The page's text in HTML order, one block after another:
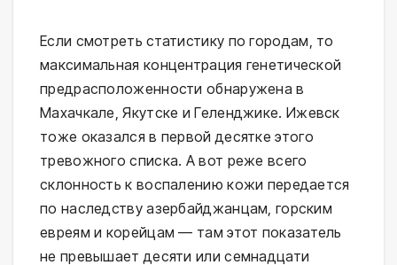
Если смотреть статистику по городам, то
максимальная концентрация генетической
предрасположенности обнаружена в
Махачкале, Якутске и Геленджике. Ижевск
тоже оказался в первой десятке этого
тревожного списка. А вот реже всего
склонность к воспалению кожи передается
по наследству азербайджанцам, горским
евреям и корейцам — там этот показатель
не превышает десяти или семнадцати